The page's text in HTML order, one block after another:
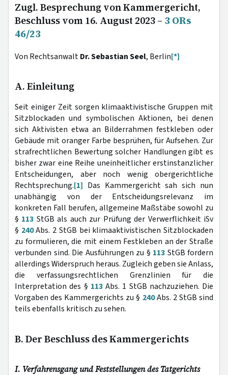
Zugl. Besprechung von Kammergericht,
Beschluss vom 16. August 2023 – 3 ORs
46/23
Von RechtsanwaltDr. Sebastian Seel, Berlin[*]
A. Einleitung
Seit einiger Zeit sorgen klimaaktivistische Gruppen mit
Sitzblockaden und symbolischen Aktionen, bei denen
sich Aktivisten etwa an Bilderrahmen festkleben oder
Gebäude mit oranger Farbe besprühen, für Aufsehen. Zur
strafrechtlichen Bewertung solcher Handlungen gibt es
bisher zwar eine Reihe uneinheitlicher erstinstanzlicher
Entscheidungen, aber noch wenig obergerichtliche
Rechtsprechung.[1] Das Kammergericht sah sich nun
unabhängig von der Entscheidungsrelevanz im
konkreten Fall berufen, allgemeine Maßstäbe sowohl zu
§ 113 StGB als auch zur Prüfung der Verwerflichkeit iSv
§ 240Abs. 2 StGB bei klimaaktivistischen Sitzblockaden
zu formulieren, die mit einem Festkleben an der Straße
verbunden sind. Die Ausführungen zu § 113 StGB fordern
allerdings Widerspruch heraus. Zugleich geben sie Anlass,
die verfassungsrechtlichen Grenzlinien für die
Interpretation des § 113Abs. 1 StGB nachzuziehen. Die
Vorgaben des Kammergerichts zu § 240Abs. 2 StGB sind
teils ebenfalls kritisch zu sehen.
B. Der Beschluss des Kammergerichts
I. Verfahrensgang und Feststellungen des Tatgerichts